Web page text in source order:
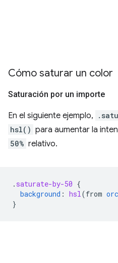
Cómo saturar un color
Saturación por un importe
En el siguiente ejemplo,
hsl() para aumentar la
50% relativo.
. saturate-by-50 {
background : hsl (from
}